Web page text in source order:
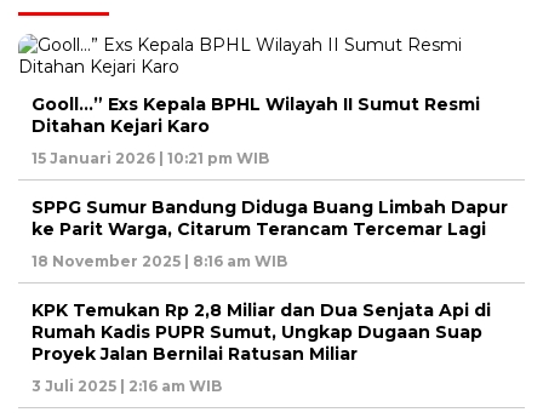
Gooll…” Exs Kepala BPHL Wilayah II Sumut Resmi
Ditahan Kejari Karo
15 Januari 2026 | 10:21 pm WIB
SPPG Sumur Bandung Diduga Buang Limbah Dapur
ke Parit Warga, Citarum Terancam Tercemar Lagi
18 November 2025 | 8:16 am WIB
KPK Temukan Rp 2,8 Miliar dan Dua Senjata Api di
Rumah Kadis PUPR Sumut, Ungkap Dugaan Suap
Proyek Jalan Bernilai Ratusan Miliar
3 Juli 2025 | 2:16 am WIB